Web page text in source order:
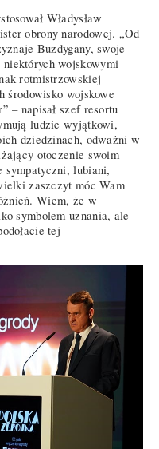
Władysław
obrony narodowej. „Od
Buzdygany, swoje
wojskowymi
rotmistrzowskiej
środowisko wojskowe
– napisał szef resortu
ludzie wyjątkowi,
dziedzinach, odważni w
otoczenie swoim
sympatyczni, lubiani,
zaszczyt móc Wam
Wiem, że w
symbolem uznania, ale
tej